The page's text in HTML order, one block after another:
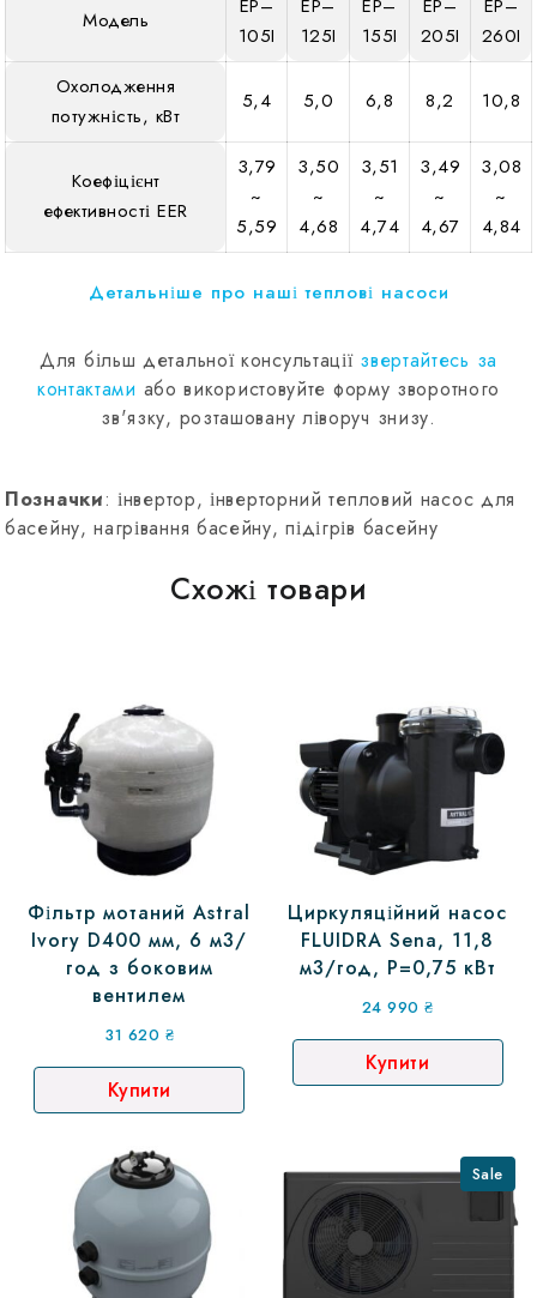
Модель
EP–
105I
EP–
125I
EP–
155I
EP–
205I
EP–
260I
Охолодження
потужність, кВт
5,4 5,0 6,8 8,2 10,8
Коефіцієнт
ефективності EER
3,79
~
5,59
3,50
~
4,68
3,51
~
4,74
3,49
~
4,67
3,08
~
4,84
Детальніше про наші теплові насоси
Для більш детальної консультації звертайтесь за
контактами або використовуйте форму зворотного
зв'язку, розташовану ліворуч знизу.
Позначки: інвертор, інверторний тепловий насос для
басейну, нагрівання басейну, підігрів басейну
Схожі товари
Фільтр мотаний Astral
Ivory D400 мм, 6 м3/
год з боковим
вентилем
31 620 ₴
Купити
Циркуляційний насос
FLUIDRA Sena, 11,8
м3/год, P=0,75 кВт
24 990₴
Купити
Sale